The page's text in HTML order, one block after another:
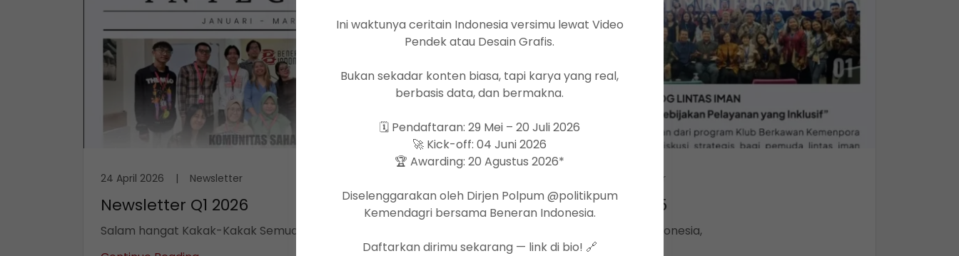
24 April 2026 | Newsletter
Newsletter Q1 2026
Salam hangat Kakak-Kakak Semua
Newsletter
Newsletter Q4 2025
Dear Sahabat Beneran Indonesia,
Ini waktunya ceritain Indonesia versimu lewat Video
Pendek atau Desain Grafis.
Bukan sekadar konten biasa, tapi karya yang real,
berbasis data, dan bermakna.
🗓️ Pendaftaran: 29 Mei – 20 Juli 2026
🚀 Kick-off: 04 Juni 2026
🏆 Awarding: 20 Agustus 2026*
Diselenggarakan oleh Dirjen Polpum @politikpum
Kemendagri bersama Beneran Indonesia.
Daftarkan dirimu sekarang — link di bio! 🔗